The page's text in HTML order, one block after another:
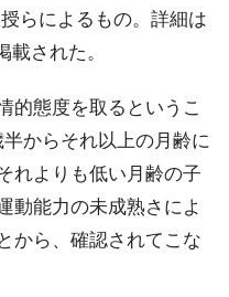
らによるもの。詳細は
された。
的態度を取るというこ
からそれ以上の月齢に
れよりも低い月齢の子
動能力の未成熟さによ
から、確認されてこな